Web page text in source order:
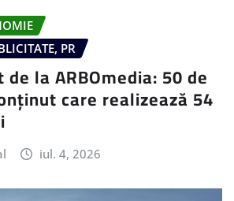
PR
de la ARBOmedia: 50 de
care realizează 54
iul. 4, 2026